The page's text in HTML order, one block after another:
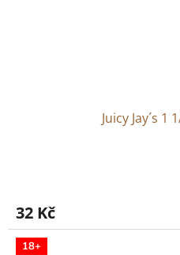
Juicy Jay´s
32 Kč
18+